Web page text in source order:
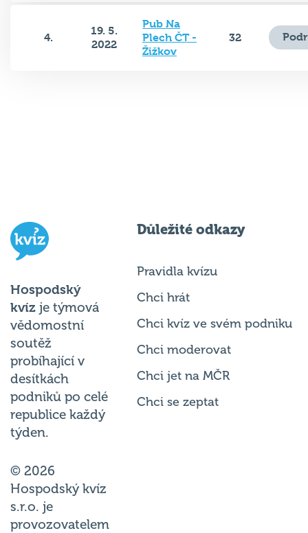
4.
19. 5.
2022
Pub Na
Plech ČT -
Žižkov
32
Hospodský
kvíz je týmová
vědomostní
soutěž
probíhající v
desítkách
podniků po celé
republice každý
týden.
© 2026
Hospodský kvíz
s.r.o. je
provozovatelem
Důležité odkazy
Pravidla kvízu
Chci hrát
Chci kvíz ve svém podniku
Chci moderovat
Chci jet na MČR
Chci se zeptat